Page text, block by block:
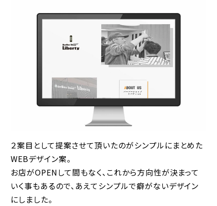
２案目として提案させて頂いたのがシンプルにまとめた
WEBデザイン案。
お店がOPENして間もなく、これから方向性が決まって
いく事もあるので、あえてシンプルで癖がないデザイン
にしました。